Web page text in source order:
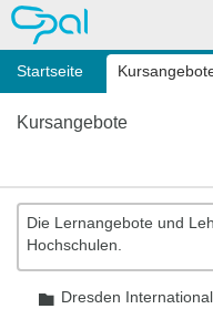
OPAL
Startseite
Kursangebote
Die Lernangebote und
Hochschulen.
Ordner
Dresden